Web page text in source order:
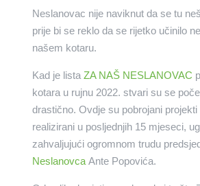
Neslanovac nije naviknut da se tu
prije bi se reklo da se rijetko učinilo
našem kotaru.
Kad je lista ZA NAŠ NESLANOVAC
kotara u rujnu 2022. stvari su se
drastično. Ovdje su pobrojani
realizirani u posljednjih 15 mjeseci,
zahvaljujući ogromnom trudu
NeslanovcaAnte Popovića.